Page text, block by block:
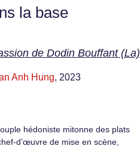
la base
de Dodin Bouffant (La)
Anh Hung, 2023
hédoniste mitonne des plats
d’œuvre de mise en scène,